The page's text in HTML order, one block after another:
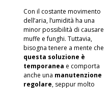
Con il costante movimento
dell’aria, l’umidità ha una
minor possibilità di causare
muffe e funghi. Tuttavia,
bisogna tenere a mente che
questa soluzione è
temporanea e comporta
anche una manutenzione
regolare, seppur molto